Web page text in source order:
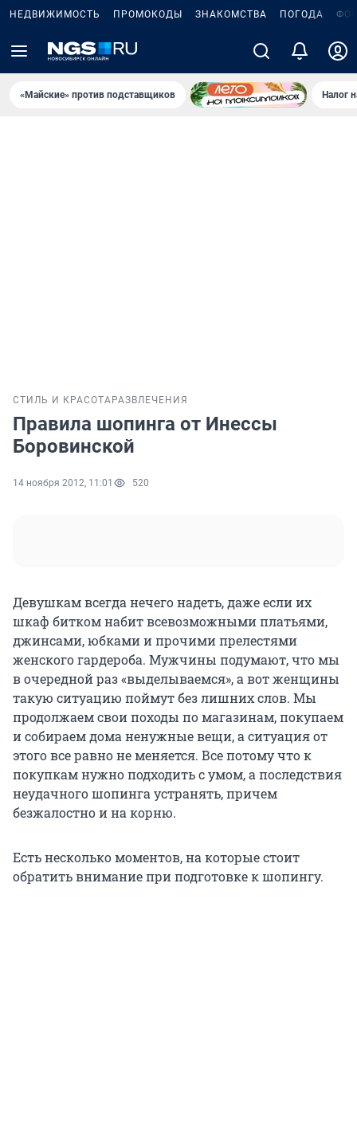
НЕДВИЖИМОСТЬ ПРОМОКОДЫ ЗНАКОМСТВА ПОГОДА
«Майские» против подставщиков Налог
СТИЛЬ И КРАСОТА РАЗВЛЕЧЕНИЯ
Правила шопинга от Инессы
Боровинской
14 ноября 2012, 11:01 520
Девушкам всегда нечего надеть, даже если их
шкаф битком набит всевозможными платьями,
джинсами, юбками и прочими прелестями
женского гардероба. Мужчины подумают, что мы
в очередной раз «выделываемся», а вот женщины
такую ситуацию поймут без лишних слов. Мы
продолжаем свои походы по магазинам, покупаем
и собираем дома ненужные вещи, а ситуация от
этого все равно не меняется. Все потому что к
покупкам нужно подходить с умом, а последствия
неудачного шопинга устранять, причем
безжалостно и на корню.
Есть несколько моментов, на которые стоит
обратить внимание при подготовке к шопингу.